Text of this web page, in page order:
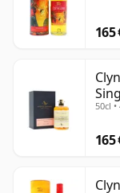
165
50cl •
165